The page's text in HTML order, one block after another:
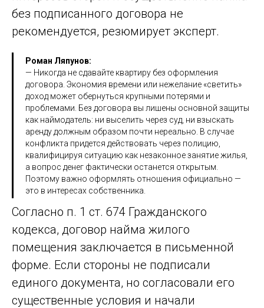
без подписанного договора не
рекомендуется, резюмирует эксперт.
Роман Ляпунов:
— Никогда не сдавайте квартиру без оформления
договора. Экономия времени или нежелание «светить»
доход может обернуться крупными потерями и
проблемами. Без договора вы лишены основной защиты
как наймодатель: ни выселить через суд, ни взыскать
аренду должным образом почти нереально. В случае
конфликта придется действовать через полицию,
квалифицируя ситуацию как незаконное занятие жилья,
а вопрос денег фактически останется открытым.
Поэтому важно оформлять отношения официально —
это в интересах собственника.
Согласно п. 1 ст. 674 Гражданского
кодекса, договор найма жилого
помещения заключается в письменной
форме. Если стороны не подписали
единого документа, но согласовали его
существенные условия и начали